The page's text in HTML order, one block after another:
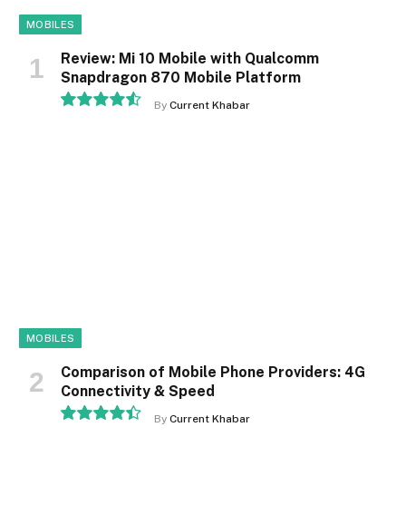
MOBILES
Review: Mi 10 Mobile with Qualcomm
Snapdragon 870 Mobile Platform
By Current Khabar
MOBILES
Comparison of Mobile Phone Providers: 4G
Connectivity & Speed
By Current Khabar